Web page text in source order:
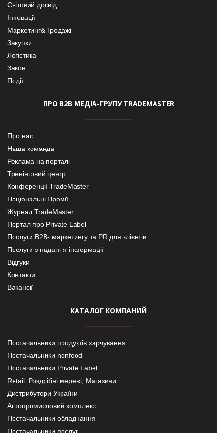
Світовий досвід
Інновації
Маркетинг&Продажі
Закупки
Логістика
Закон
Події
ПРО В2В МЕДІА-ГРУПУ TRADEMASTER
Про нас
Наша команда
Реклама на порталі
Тренінговий центр
Конференції TradeMaster
Національні Премії
Журнал TradeMaster
Портал про Private Label
Послуги В2В- маркетингу та PR для клієнтів
Послуги з надання інформації
Відгуки
Контакти
Вакансії
КАТАЛОГ КОМПАНИЙ
Постачальники продуктів харчування
Постачальники nonfood
Постачальники Private Label
Retail. Роздрібні мережі, Магазини
Дистрибутори України
Агропромисловий комплекс
Постачальники обладнання
Постачальники послуг